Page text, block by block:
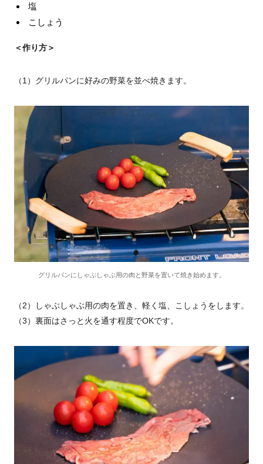
塩
こしょう
＜作り方＞
（1）グリルパンに好みの野菜を並べ焼きます。
グリルパンにしゃぶしゃぶ用の肉と野菜を置いて焼き始めます。
（2）しゃぶしゃぶ用の肉を置き、軽く塩、こしょうをします。
（3）裏面はさっと火を通す程度でOKです。